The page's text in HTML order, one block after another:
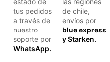
estado de
tus pedidos
a través de
nuestro
soporte por
WhatsApp.
las regiones
de chile,
envíos por
blue express
y Starken.